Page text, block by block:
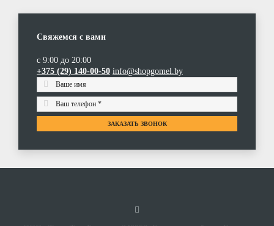
Смеситель TEKA Inca (53.231.12)
0 р.
В КОРЗИНУ
Свяжемся с вами
с 9:00 до 20:00
+375 (29) 140-00-50 info@shopgomel.by
ЗАКАЗАТЬ ЗВОНОК